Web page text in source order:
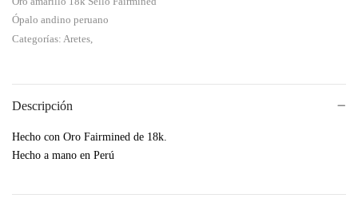
Ópalo andino peruano
Categorías: Aretes,
Descripción
Hecho con Oro Fairmined de 18k.
Hecho a mano en Perú